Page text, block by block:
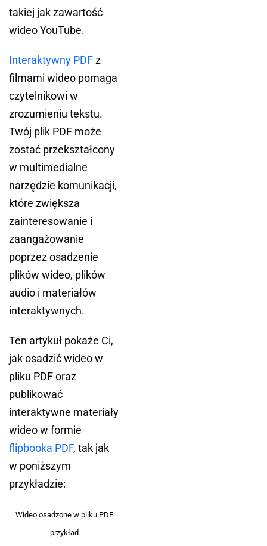
takiej jak zawartość
wideo YouTube.
Interaktywny PDFz
filmami wideo pomaga
czytelnikowi w
zrozumieniu tekstu.
Twój plik PDF może
zostać przekształcony
w multimedialne
narzędzie komunikacji,
które zwiększa
zainteresowanie i
zaangażowanie
poprzez osadzenie
plików wideo, plików
audio i materiałów
interaktywnych.
Ten artykuł pokaże Ci,
jak osadzić wideo w
pliku PDF oraz
publikować
interaktywne materiały
wideo w formie
flipbooka PDF, tak jak
w poniższym
przykładzie:
Wideo osadzone w pliku PDF
przykład